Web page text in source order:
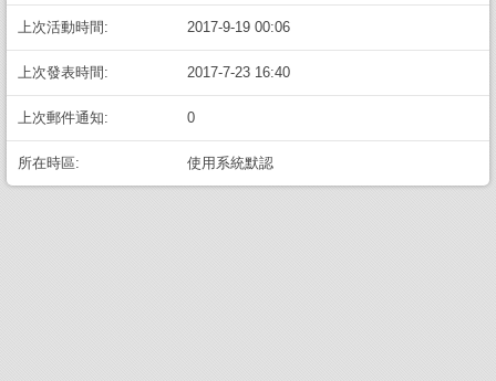
上次活動時間: 2017-9-19 00:06
上次發表時間: 2017-7-23 16:40
上次郵件通知: 0
所在時區: 使用系統默認